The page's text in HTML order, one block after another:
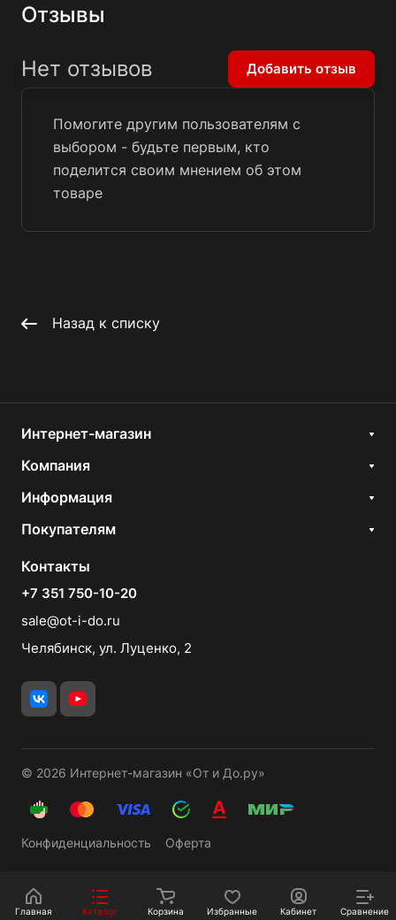
Отзывы
Помогите другим пользователям с
выбором - будьте первым, кто
поделится своим мнением об этом
товаре
Нет отзывов Добавить отзыв
Назад к списку
Интернет-магазин
Компания
Информация
Покупателям
Контакты
+7 351 750-10-20
sale@ot-i-do.ru
Челябинск, ул. Луценко, 2
© 2026 Интернет-магазин «От и До.ру»
Конфиденциальность Оферта
Главная Каталог Корзина Избранные Кабинет Сравнение